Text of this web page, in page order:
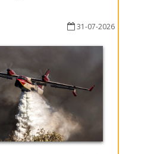
31-07-2026